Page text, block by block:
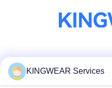
KINGWEAR Services